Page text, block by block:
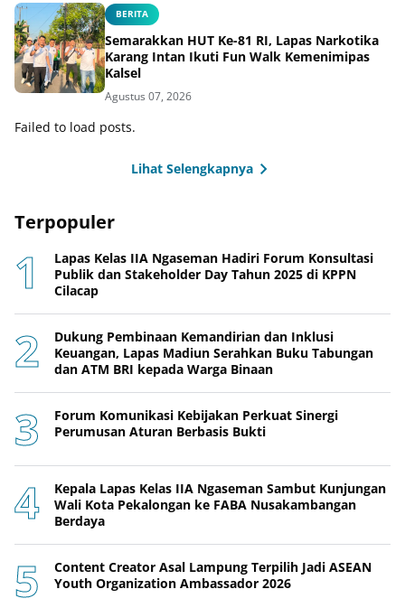
BERITA
Semarakkan HUT Ke-81 RI, Lapas Narkotika
Karang Intan Ikuti Fun Walk Kemenimipas
Kalsel
Agustus 07, 2026
Failed to load posts.
Lihat Selengkapnya
Terpopuler
Lapas Kelas IIA Ngaseman Hadiri Forum Konsultasi
Publik dan Stakeholder Day Tahun 2025 di KPPN
Cilacap
Dukung Pembinaan Kemandirian dan Inklusi
Keuangan, Lapas Madiun Serahkan Buku Tabungan
dan ATM BRI kepada Warga Binaan
Forum Komunikasi Kebijakan Perkuat Sinergi
Perumusan Aturan Berbasis Bukti
Kepala Lapas Kelas IIA Ngaseman Sambut Kunjungan
Wali Kota Pekalongan ke FABA Nusakambangan
Berdaya
Content Creator Asal Lampung Terpilih Jadi ASEAN
Youth Organization Ambassador 2026